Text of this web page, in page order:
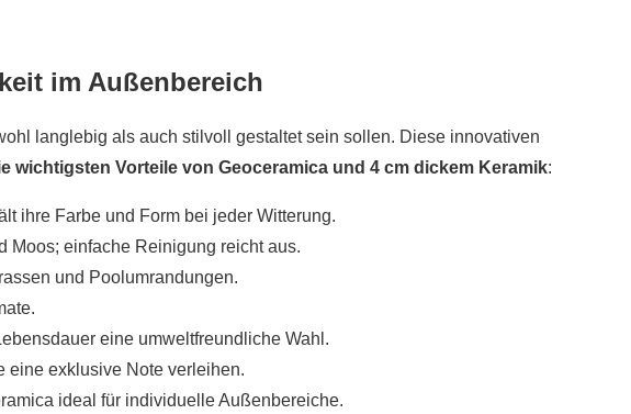
im Außenbereich
langlebig als auch stilvoll gestaltet sein sollen. Diese innovativen
wichtigsten Vorteile von Geoceramica und 4 cm dickem Keramik:
ihre Farbe und Form bei jeder Witterung.
Moos; einfache Reinigung reicht aus.
und Poolumrandungen.
eine umweltfreundliche Wahl.
eine exklusive Note verleihen.
ideal für individuelle Außenbereiche.